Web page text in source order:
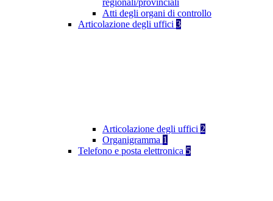
regionali/provinciali
Atti degli organi di controllo
Articolazione degli uffici 3
Articolazione degli uffici 2
Organigramma 1
Telefono e posta elettronica 5